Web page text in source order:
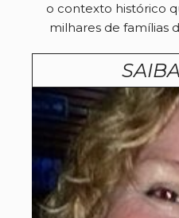
o contexto histórico
milhares de famílias